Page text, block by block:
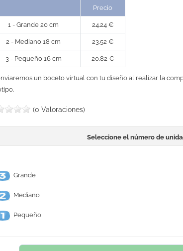
Precio
1 - Grande 20 cm 24.24 €
2 - Mediano 18 cm 23.52 €
3 - Pequeño 16 cm 20.82 €
un boceto virtual con tu diseño al realizar la
(0 Valoraciones)
Seleccione el número de
Grande
Mediano
Pequeño